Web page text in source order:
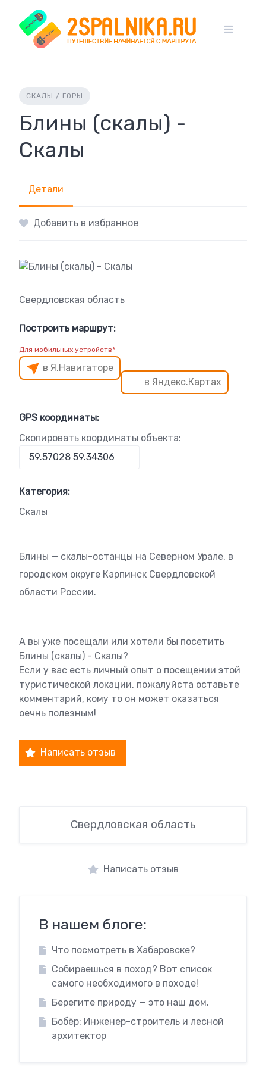
content
СКАЛЫ / ГОРЫ
Блины (скалы) -
Скалы
Детали
Добавить в избранное
Свердловская область
Построить маршрут:
Для мобильных устройств*
в Я.Навигаторе
в Яндекс.Картах
GPS координаты:
Скопировать координаты объекта:
Категория:
Скалы
Блины — скалы-останцы на Северном Урале, в
городском округе Карпинск Свердловской
области России.
А вы уже посещали или хотели бы посетить
Блины (скалы) - Скалы?
Если у вас есть личный опыт о посещении этой
туристической локации, пожалуйста оставьте
комментарий, кому то он может оказаться
оечнь полезным!
Написать отзыв
Свердловская область
Написать отзыв
В нашем блоге:
Что посмотреть в Хабаровске?
Собираешься в поход? Вот список
самого необходимого в походе!
Берегите природу — это наш дом.
Бобёр: Инженер-строитель и лесной
архитектор